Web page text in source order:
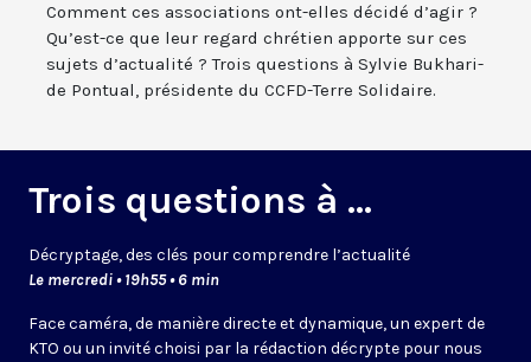
Comment ces associations ont-elles décidé d’agir ?
Qu’est-ce que leur regard chrétien apporte sur ces
sujets d’actualité ? Trois questions à Sylvie Bukhari-
de Pontual, présidente du CCFD-Terre Solidaire.
Trois questions à ...
Décryptage, des clés pour comprendre l’actualité
Le mercredi • 19h55 • 6 min
Face caméra, de manière directe et dynamique, un expert de
KTO ou un invité choisi par la rédaction décrypte pour nous